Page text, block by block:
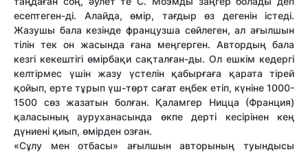
есептеген-ді. Алайда, өмір, тағдыр өз дегенін істеді.
Жазушы бала кезінде французша сөйлеген, ал ағылшын
тілін тек он жасында ғана меңгерген. Автордың бала
кезгі кекештігі өмірбақи сақталған-ды. Ол ешкім кедергі
келтірмес үшін жазу үстелін қабырғаға қарата тірей
қойып, ерте тұрып үш-төрт сағат еңбек етіп, күніне 1000-
1500 сөз жазатын болған. Қаламгер Ницца (Франция)
қаласының ауруханасында өкпе дерті кесірінен кең
дүниені қиып, өмірден озған.
«Сұлу мен отбасы» ағылшын авторының туындысы